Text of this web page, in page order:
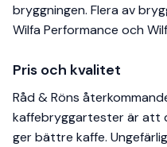
bryggningen. Flera av
Wilfa Performance och
Pris och kvalitet
Råd & Röns
kaffebryggartester är att
ger bättre kaffe.